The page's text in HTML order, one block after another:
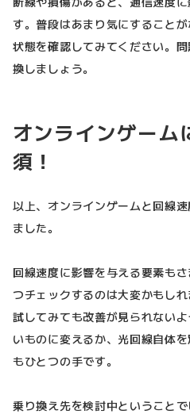
す。普段はあまり気にすること
状態を確認してみてください。
換しましょう。
オンラインゲーム
須！
以上、オンラインゲームと回線
ました。
回線速度に影響を与える要素も
つチェックするのは大変かもし
試してみても改善が見られない
いものに変えるか、光回線自体
もひとつの手です。
乗り換え先を検討中ということ